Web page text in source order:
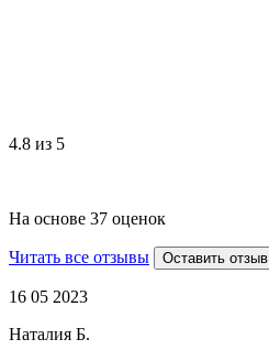
4.8 из 5
На основе 37 оценок
Читать все отзывы Оставить отзыв
16 05 2023
Наталия Б.